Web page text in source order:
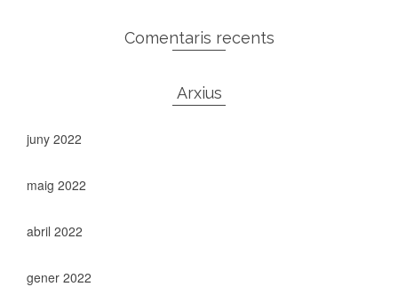
Comentaris recents
Arxius
juny 2022
maig 2022
abril 2022
gener 2022